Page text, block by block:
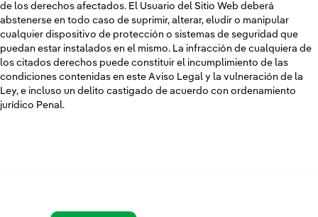
de los derechos afectados. El Usuario del Sitio Web deberá
abstenerse en todo caso de suprimir, alterar, eludir o manipular
cualquier dispositivo de protección o sistemas de seguridad que
puedan estar instalados en el mismo. La infracción de cualquiera de
los citados derechos puede constituir el incumplimiento de las
condiciones contenidas en este Aviso Legal y la vulneración de la
Ley, e incluso un delito castigado de acuerdo con ordenamiento
jurídico Penal.